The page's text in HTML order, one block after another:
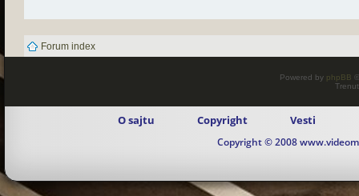
Forum index
Powered by phpBB
O sajtu Copyright Vesti
Copyright © 2008